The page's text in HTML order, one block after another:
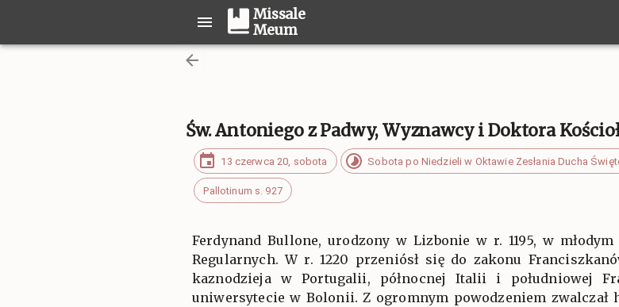
Missale
Meum
Św. Antoniego z Padwy, Wyznawcy i Doktora
13 czerwca 20, sobota Sobota po Niedzieli w Oktawie Zesłania Ducha
Pallotinum s. 927
Ferdynand Bullone, urodzony w Lizbonie w r. 1195, w
Regularnych. W r. 1220 przeniósł się do zakonu
kaznodzieja w Portugalii, północnej Italii i południowej
uniwersytecie w Bolonii. Z ogromnym powodzeniem zwalczał